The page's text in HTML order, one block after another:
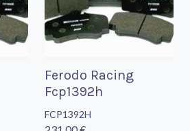
Ferodo Racing
Fcp1392h
FCP1392H